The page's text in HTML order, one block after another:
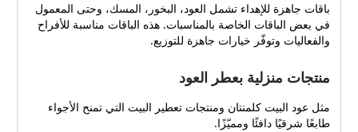
باقات جاهزة للإهداء تشمل العود، البخور، المسك، وحتى المعمول
في بعض الباقات الخاصة بالمناسبات. هذه الباقات مناسبة للأفراح
والفعاليات وتوفّر خيارات جاهزة للتوزيع.
منتجات منزلية بعطر العود
مثل عود البيت كلمنتان ومنتجات تعطير البيت التي تمنح الأجواء
طابعًا شرقيًا دافئًا ومميّزًا.